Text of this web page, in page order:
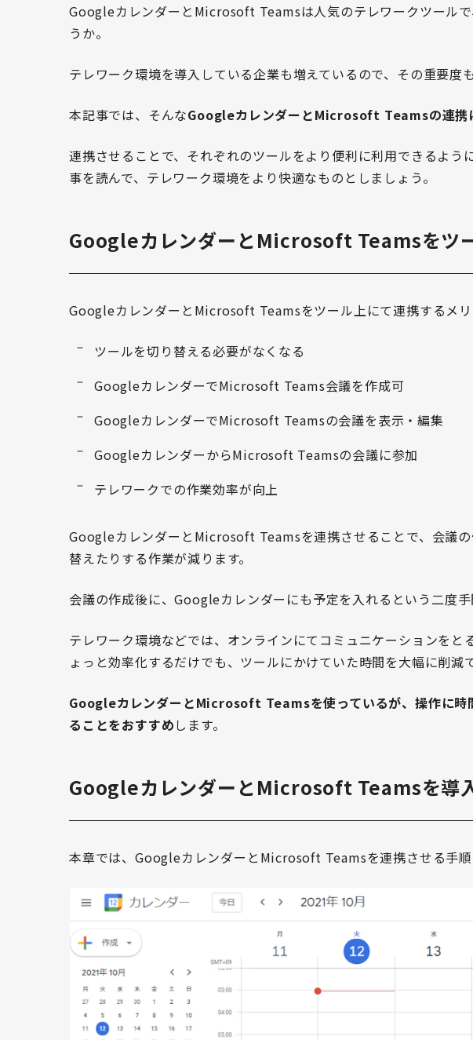
GoogleカレンダーとMicrosoft Teamsは人気のテレワークツール
うか。
テレワーク環境を導入している企業も増えているので、その重要度
本記事では、そんなGoogleカレンダーとMicrosoft Teamsの連携
連携させることで、それぞれのツールをより便利に利用できるよう
事を読んで、テレワーク環境をより快適なものとしましょう。
GoogleカレンダーとMicrosoft Teamsをツ
GoogleカレンダーとMicrosoft Teamsをツール上にて連携するメリ
ツールを切り替える必要がなくなる
GoogleカレンダーでMicrosoft Teams会議を作成可
GoogleカレンダーでMicrosoft Teamsの会議を表示・編集
GoogleカレンダーからMicrosoft Teamsの会議に参加
テレワークでの作業効率が向上
GoogleカレンダーとMicrosoft Teamsを連携させることで、会議
替えたりする作業が減ります。
会議の作成後に、Googleカレンダーにも予定を入れるという二度手
テレワーク環境などでは、オンラインにてコミュニケーションを
ょっと効率化するだけでも、ツールにかけていた時間を大幅に削減
GoogleカレンダーとMicrosoft Teamsを使っているが、操作に時
ることをおすすめします。
GoogleカレンダーとMicrosoft Teamsを導
本章では、GoogleカレンダーとMicrosoft Teamsを連携させる手順